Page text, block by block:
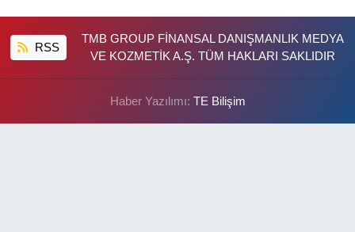
RSS
TMB GROUP FİNANSAL DANIŞMANLIK MEDYA
VE KOZMETİK A.Ş. TÜM HAKLARI SAKLIDIR
Haber Yazılımı: TE Bilişim